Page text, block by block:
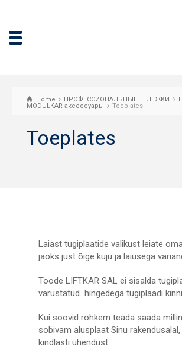
Home ПРОФЕССИОНАЛЬНЫЕ ТЕЛЕЖКИ
MODULKAR аксессуары
Toeplates
Toeplates
Laiast tugiplaatide valikust leiate
jaoks just õige kuju ja laiusega
Toode LIFTKAR SAL ei sisalda
varustatud hingedega tugiplaadi
Kui soovid rohkem teada saada
sobivam alusplaat Sinu
kindlasti ühendust